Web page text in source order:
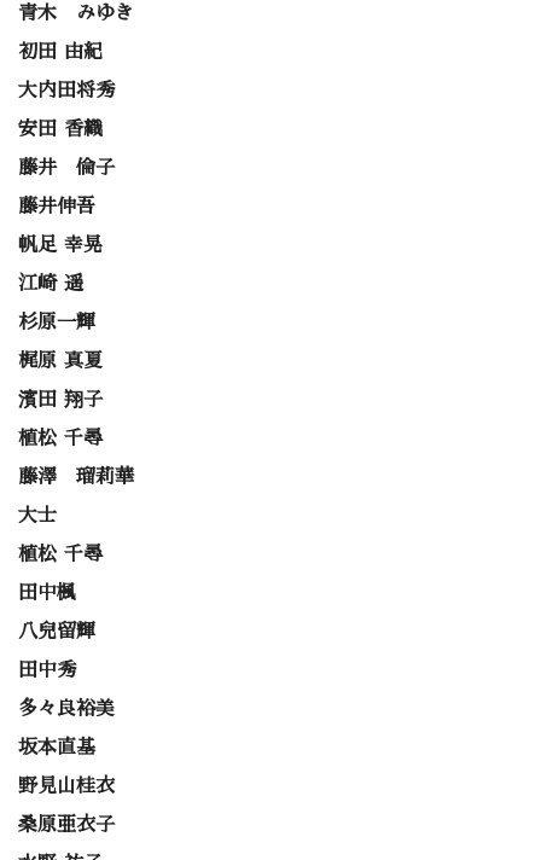
青木 みゆき
初田 由紀
大内田将秀
安田 香織
藤井 倫子
藤井伸吾
帆足 幸晃
江崎 遥
杉原一輝
梶原 真夏
濱田 翔子
植松 千尋
藤澤 瑠莉華
大士
植松 千尋
田中楓
八兒留輝
田中秀
多々良裕美
坂本直基
野見山桂衣
桑原亜衣子